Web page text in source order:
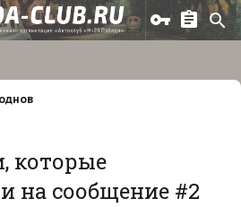
которые
на сообщение #2